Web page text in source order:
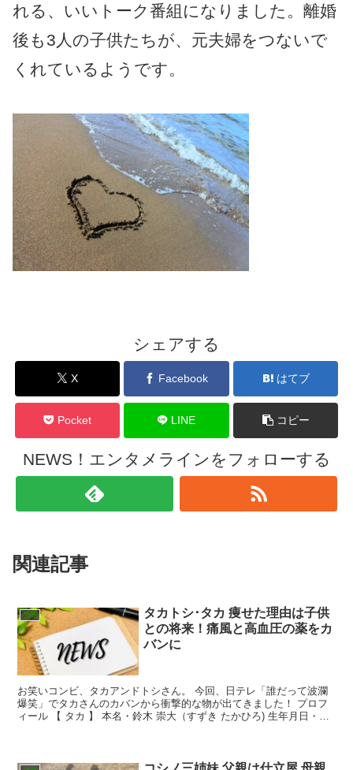
れる、いいトーク番組になりました。離婚
後も3人の子供たちが、元夫婦をつないで
くれているようです。
シェアする
X Facebook はてブ
Pocket LINE コピー
NEWS！エンタメラインをフォローする
関連記事
芸能
タカトシ･タカ 痩せた理由は子供
との将来！痛風と高血圧の薬をカ
バンに
お笑いコンビ、タカアンドトシさん。 今回、日テレ「誰だって波瀾
爆笑」でタカさんのカバンから衝撃的な物が出てきました！ プロフ
ィール 【 タカ 】 本名・鈴木 崇大（すずき たかひろ) 生年月日・